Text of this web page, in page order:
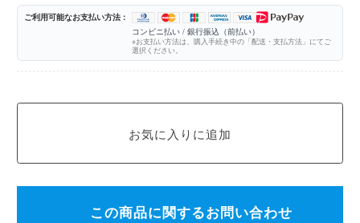
ご利用可能なお支払い方法 :
コンビニ払い / 銀行振込（前払い）
※お支払い方法は、購入手続き中の「配送・支払方法」にてご
選択ください。
この商品に関するお問い合わせ